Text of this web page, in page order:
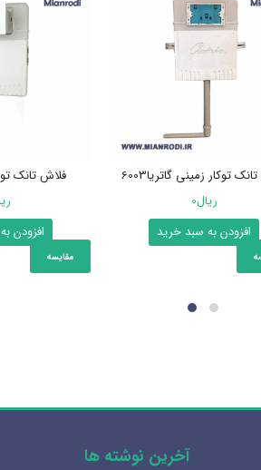
توکار زمینی گاتریا6003
ریال0
افزودن به سبد خرید
فلاش تانک
افزودن
مقایسه
آخرین نوشته ها